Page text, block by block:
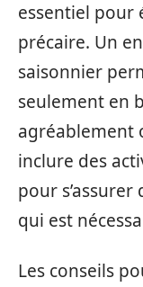
essentiel pour
précaire. Un
saisonnier
seulement en
agréablement
inclure des
pour
qui est
Les conseils